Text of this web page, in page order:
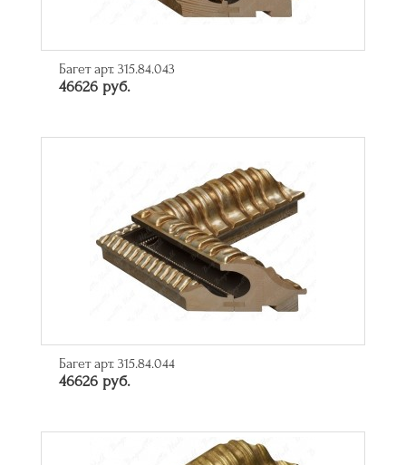
Багет арт. 315.84.043
46626 руб.
Багет арт. 315.84.044
46626 руб.